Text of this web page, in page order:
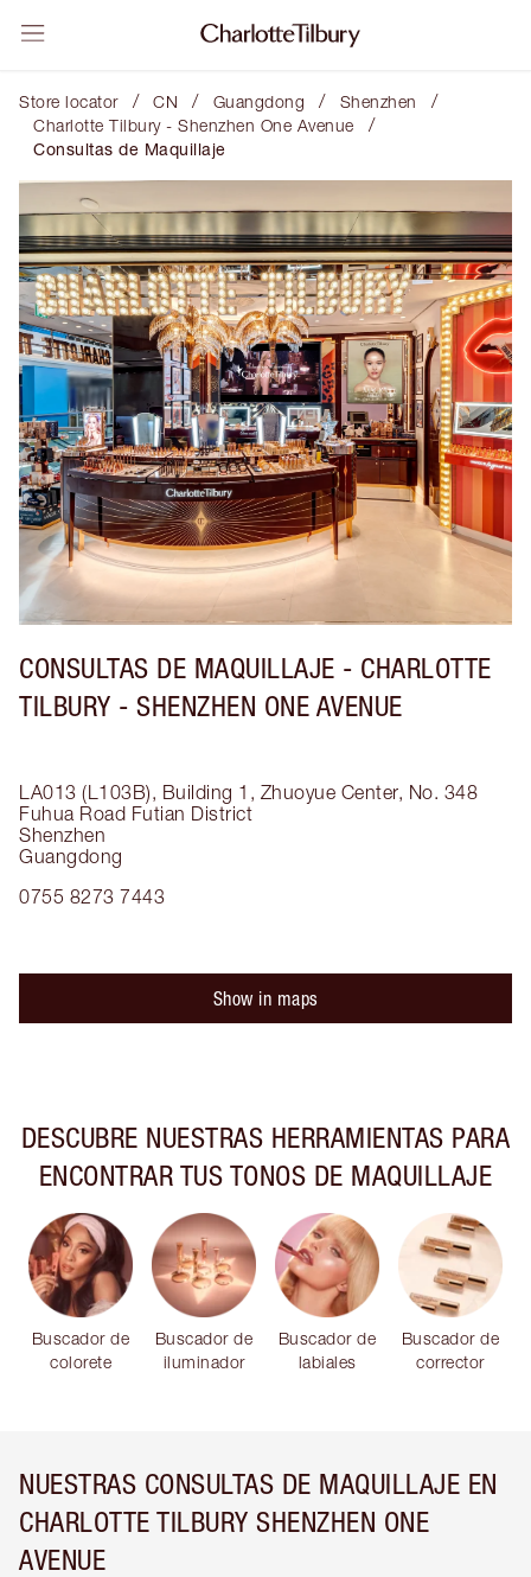
Store locator / CN / Guangdong / Shenzhen /
Charlotte Tilbury - Shenzhen One Avenue /
Consultas de Maquillaje
CONSULTAS DE MAQUILLAJE - CHARLOTTE
TILBURY - SHENZHEN ONE AVENUE
LA013 (L103B), Building 1, Zhuoyue Center, No. 348
Fuhua Road Futian District
Shenzhen
Guangdong
0755 8273 7443
Show in maps
DESCUBRE NUESTRAS HERRAMIENTAS PARA
ENCONTRAR TUS TONOS DE MAQUILLAJE
Buscador de
colorete
Buscador de
iluminador
Buscador de
labiales
Buscador de
corrector
NUESTRAS CONSULTAS DE MAQUILLAJE EN
CHARLOTTE TILBURY SHENZHEN ONE
AVENUE